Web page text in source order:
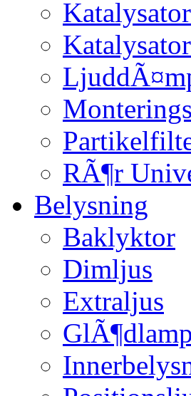
RÃ¶r
Belysning
Baklyktor
Dimljus
Extraljus